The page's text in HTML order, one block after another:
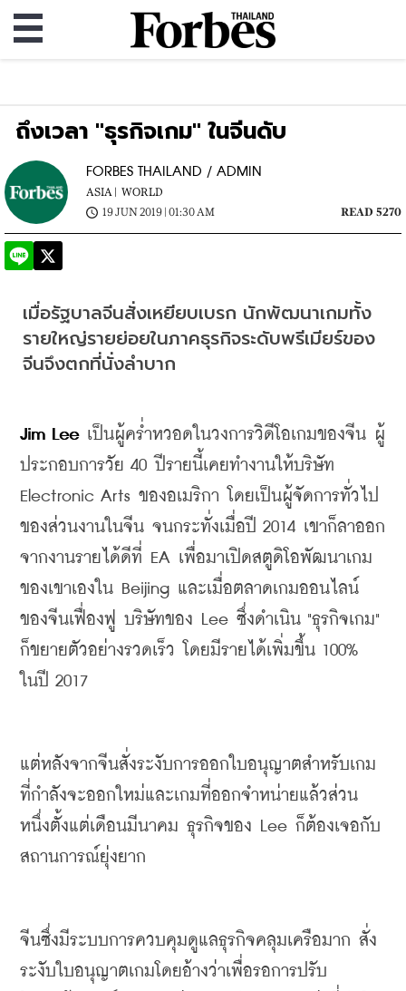
ถึงเวลา "ธุรกิจเกม" ในจีนดับ
FORBES THAILAND / ADMIN
ASIA |
WORLD
19 JUN 2019 | 01:30 AM
READ 5270
เมื่อรัฐบาลจีนสั่งเหยียบเบรก นักพัฒนาเกมทั้ง
รายใหญ่รายย่อยในภาคธุรกิจระดับพรีเมียร์ของ
จีนจึงตกที่นั่งลำบาก
Jim Lee เป็นผู้คร่ำหวอดในวงการวิดีโอเกมของจีน ผู้
ประกอบการวัย 40 ปีรายนี้เคยทำงานให้บริษัท
Electronic Arts ของอเมริกา
โดยเป็นผู้จัดการทั่วไป
ของส่วนงานในจีน จนกระทั่งเมื่อปี 2014 เขาก็ลาออก
จากงานรายได้ดีที่ EA เพื่อมาเปิดสตูดิโอพัฒนาเกม
ของเขาเองใน Beijing และเมื่อตลาดเกมออนไลน์
ของจีนเฟื่องฟู
บริษัทของ
ก็ขยายตัวอย่างรวดเร็ว
โดยมีรายได้เพิ่มขึ้น
ในปี 2017
แต่หลังจากจีนสั่งระงับการออกใบอนุญาตสำหรับเกม
ที่กำลังจะออกใหม่และเกมที่ออกจำหน่ายแล้วส่วน
หนึ่งตั้งแต่เดือนมีนาคม ธุรกิจของ Lee ก็ต้องเจอกับ
สถานการณ์ยุ่งยาก
จีนซึ่งมีระบบการควบคุมดูแลธุรกิจคลุมเครือมาก สั่ง
ระงับใบอนุญาตเกมโดยอ้างว่าเพื่อรอการปรับ